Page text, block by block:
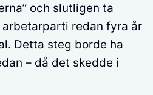
och slutligen ta
redan fyra år
Detta steg borde ha
– då det skedde i